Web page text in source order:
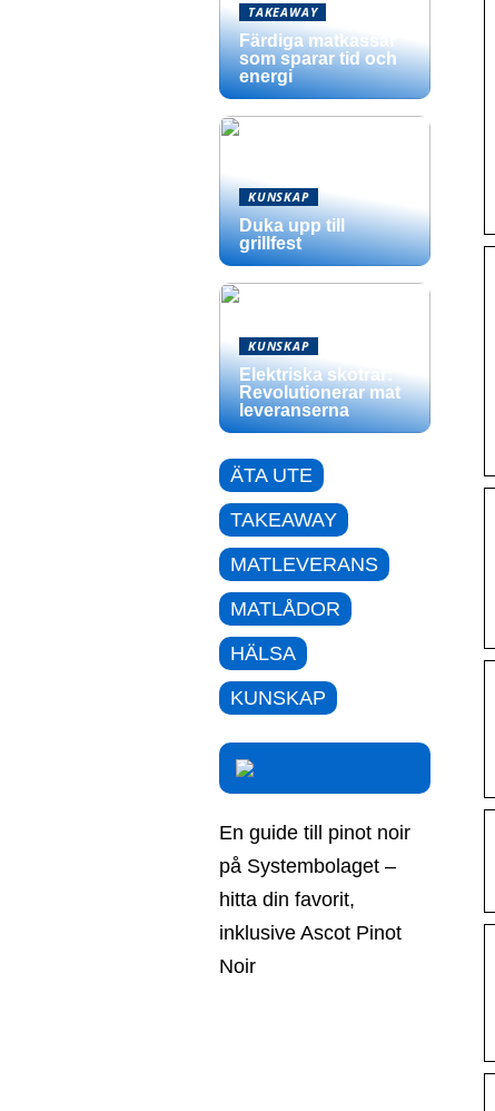
TAKEAWAY
Färdiga matkassar
som sparar tid och
energi
KUNSKAP
Duka upp till
grillfest
KUNSKAP
Elektriska skotrar:
Revolutionerar mat
leveranserna
ÄTA UTE
TAKEAWAY
MATLEVERANS
MATLÅDOR
HÄLSA
KUNSKAP
En guide till pinot noir
på Systembolaget –
hitta din favorit,
inklusive Ascot Pinot
Noir